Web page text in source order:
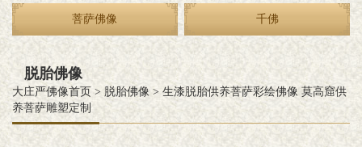
菩萨佛像 千佛
脱胎佛像
大庄严佛像首页 > 脱胎佛像 > 生漆脱胎供养菩萨彩绘佛像 莫高窟供
养菩萨雕塑定制